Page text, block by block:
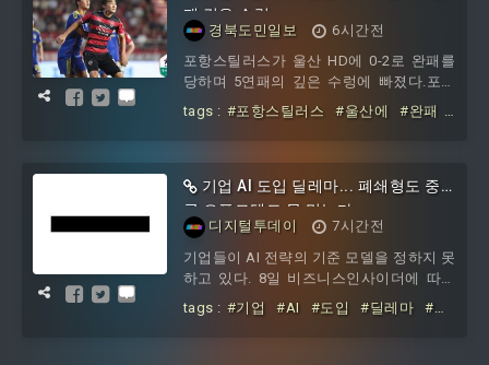
SK는 김동준이 골문을 지키고, 조인정, 세
레스틴, 토비아스, 유인수, 장민규, 네게바,
이창민, 이탈로, 최병욱, 김신진이 선발로
나섰다.초반 분위기는 전북이 잡았다. 전
반 4분 이승우의 슈팅은 김동준 골키퍼가
막아냈다. 전반 7분 이동준의 크로스는
패 깊은 수렁
경북도민일보
6시간전
포항스틸러스가 울산 HD에 0-2로 완패를
당하며 5연패의 깊은 수렁에 빠졌다.포항
스틸러스는 8일 오후 8시 포항스틸야드에
서 벌어진 K리그1 22라운드 울산 HD
tags : #포항스틸러스 #울산에
#완패
기업 AI 도입 딜레마... 폐쇄형도 중
국 오픈모델도 못 믿는다
디지털투데이
7시간전
기업들이 AI 전략의 기준 모델을 정하지 못
하고 있다. 8일 비즈니스인사이더에 따르
면 AI 모델 평가업체 아레나의 아나스타시
오스 안겔로풀로스 CEO는 기업들이 최전
tags : #기업 #AI #도입 #딜레마
#폐